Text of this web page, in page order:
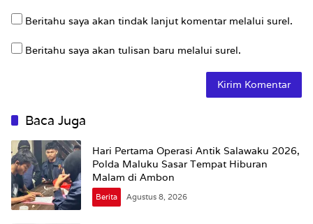
Beritahu saya akan tindak lanjut komentar melalui surel.
Beritahu saya akan tulisan baru melalui surel.
Baca Juga
Hari Pertama Operasi Antik Salawaku 2026,
Polda Maluku Sasar Tempat Hiburan
Malam di Ambon
Berita Agustus 8, 2026